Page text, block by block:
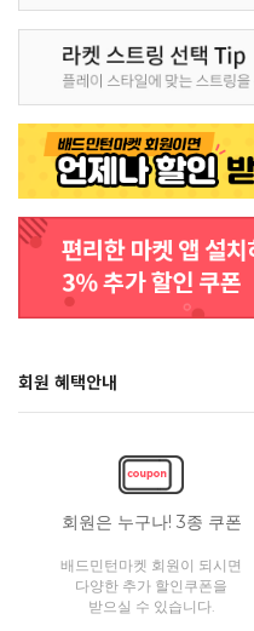
회원 혜택안내
회원은 누구나! 3종 쿠폰
배드민턴마켓 회원이 되시면
다양한 추가 할인쿠폰을
받으실 수 있습니다.